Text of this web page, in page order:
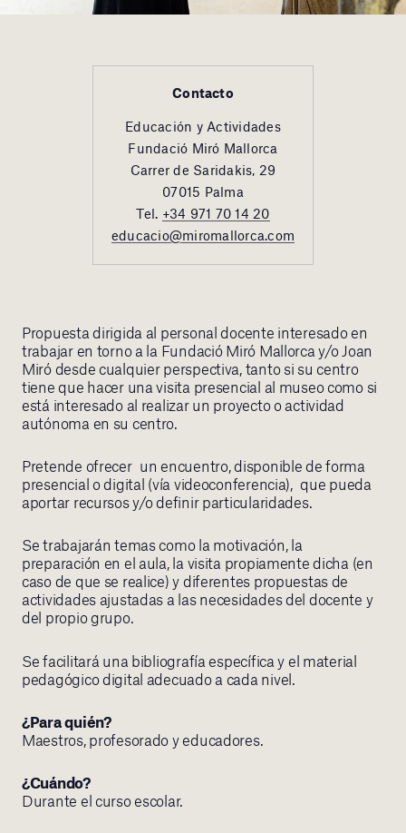
Contacto
Educación y Actividades
Fundació Miró Mallorca
Carrer de Saridakis, 29
07015 Palma
Tel. +34 971 70 14 20
educacio@miromallorca.com
Propuesta dirigida al personal docente interesado en
trabajar en torno a la Fundació Miró Mallorca y/o Joan
Miró desde cualquier perspectiva, tanto si su centro
tiene que hacer una visita presencial al museo como si
está interesado al realizar un proyecto o actividad
autónoma en su centro.
Pretende ofrecer un encuentro, disponible de forma
presencial o digital (vía videoconferencia), que pueda
aportar recursos y/o definir particularidades.
Se trabajarán temas como la motivación, la
preparación en el aula, la visita propiamente dicha (en
caso de que se realice) y diferentes propuestas de
actividades ajustadas a las necesidades del docente y
del propio grupo.
Se facilitará una bibliografía específica y el material
pedagógico digital adecuado a cada nivel.
¿Para quién?
Maestros, profesorado y educadores.
¿Cuándo?
Durante el curso escolar.